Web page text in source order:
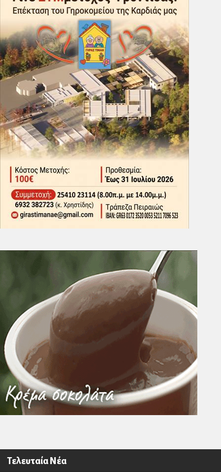
Τελευταία Νέα